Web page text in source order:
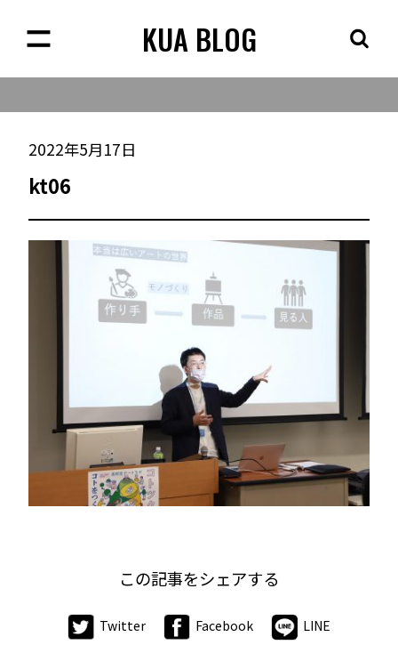
KUA BLOG
2022年5月17日
kt06
この記事をシェアする
Twitter Facebook LINE